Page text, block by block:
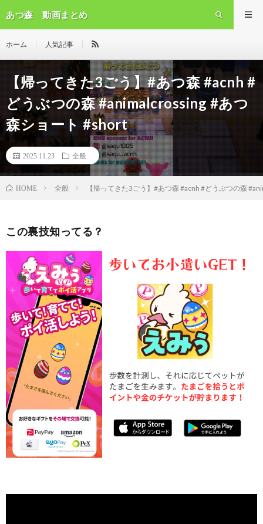
あつ森 動画まとめ
ホーム 人気記事
【帰ってきた3ごう】#あつ森 #acnh #
どうぶつの森 #animalcrossing #あつ
森ショート #short
2025.11.23 全般
HOME 全般 【帰ってきた3ごう】#あつ森 #acnh #どうぶつの森
この裏技知ってる？